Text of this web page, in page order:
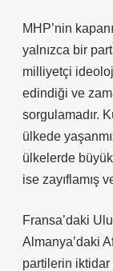
MHP’nin
yalnızca bir
milliyetçi
edindiği ve
sorgulamadır.
ülkede
ülkelerde
ise zayıflamış
Fransa’daki
Almanya’daki
partilerin iktidar